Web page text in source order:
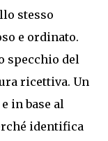
stesso
e ordinato.
specchio del
ricettiva. Un
in base al
identifica